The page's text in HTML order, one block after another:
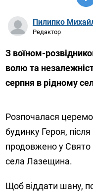
Пилипко
Редактор
З воїном-
волю та
серпня в рідному
Розпочалася
будинку Героя,
продовжено у Свято
села Лазещина.
Щоб віддати шану,